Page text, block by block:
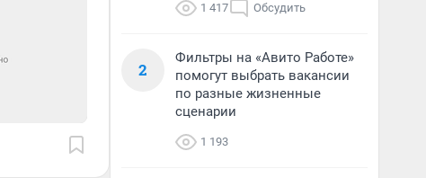
1 417 Обсудить
2
Фильтры на «Авито Работе»
помогут выбрать вакансии
по разные жизненные
сценарии
1 193